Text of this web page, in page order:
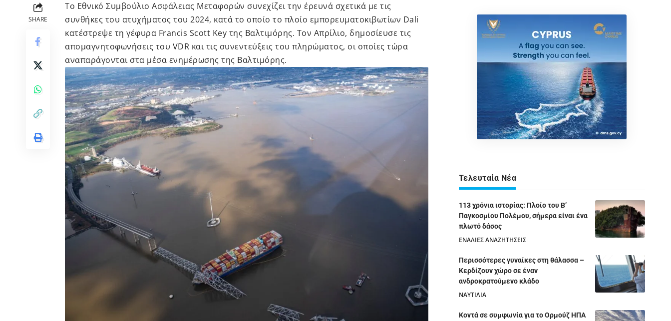
SHARE
Το Εθνικό Συμβούλιο Ασφάλειας Μεταφορών συνεχίζει την έρευνά σχετικά με τις
συνθήκες του ατυχήματος του 2024, κατά το οποίο το πλοίο εμπορευματοκιβωτίων Dali
κατέστρεψε τη γέφυρα Francis Scott Key της Βαλτιμόρης. Τον Απρίλιο, δημοσίευσε τις
απομαγνητοφωνήσεις του VDR και τις συνεντεύξεις του πληρώματος, οι οποίες τώρα
αναπαράγονται στα μέσα ενημέρωσης της Βαλτιμόρης.
Τελευταία Νέα
113 χρόνια ιστορίας: Πλοίο του Β’
Παγκοσμίου Πολέμου, σήμερα είναι ένα
πλωτό δάσος
ΕΝΑΛΙΕΣ ΑΝΑΖΗΤΗΣΕΙΣ
Περισσότερες γυναίκες στη θάλασσα –
Κερδίζουν χώρο σε έναν
ανδροκρατούμενο κλάδο
ΝΑΥΤΙΛΙΑ
Κοντά σε συμφωνία για το Ορμούζ ΗΠΑ